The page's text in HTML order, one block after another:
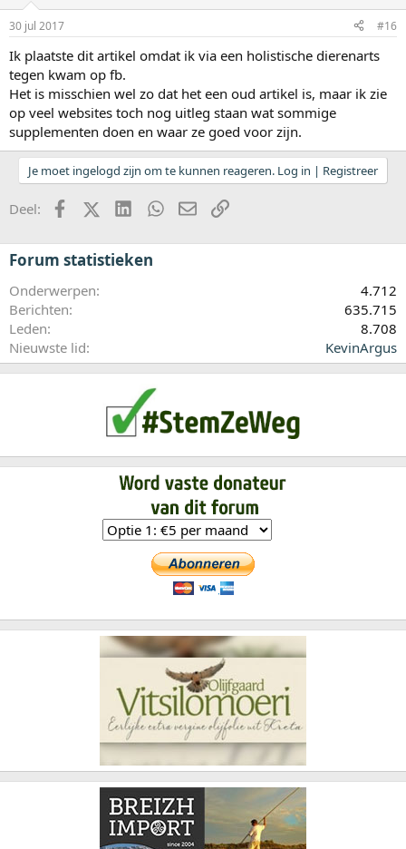
30 jul 2017 #16
Ik plaatste dit artikel omdat ik via een holistische dierenarts
tegen kwam op fb.
Het is misschien wel zo dat het een oud artikel is, maar ik zie
op veel websites toch nog uitleg staan wat sommige
supplementen doen en waar ze goed voor zijn.
Je moet ingelogd zijn om te kunnen reageren. Log in | Registreer
Deel: FacebookX (Twitter)LinkedInWhatsApp
E-mailkoppeling
Forum statistieken
Onderwerpen
4.712
Berichten
635.715
Leden
8.708
Nieuwste lid
KevinArgus